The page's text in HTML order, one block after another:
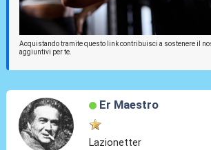
Acquistando tramite questo link contribuisci a sostenere il
aggiuntivi per te.
Er Maestro
Lazionetter